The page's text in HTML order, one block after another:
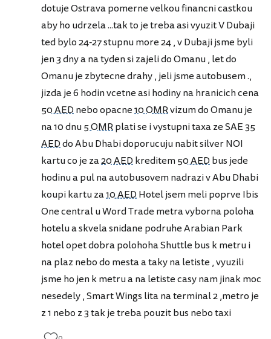
dotuje Ostrava pomerne velkou financni castkou
aby ho udrzela ...tak to je treba asi vyuzit V Dubaji
ted bylo 24-27 stupnu more 24 , v Dubaji jsme byli
jen 3 dny a na tyden si zajeli do Omanu , let do
Omanu je zbytecne drahy , jeli jsme autobusem .,
jizda je 6 hodin vcetne asi hodiny na hranicich cena
50 AEDnebo opacne10 OMRvizum do Omanu je
na 10 dnu5 OMRplati se i vystupni taxa ze SAE35
AEDdo Abu Dhabi doporucuju nabit silver NOI
kartu co je za20 AEDkreditem50 AEDbus jede
hodinu a pul na autobusovem nadrazi v Abu Dhabi
koupi kartu za10 AEDHotel jsem meli poprve Ibis
One central u Word Trade metra vyborna poloha
hotelu a skvela snidane podruhe Arabian Park
hotel opet dobra polohoha Shuttle bus k metru i
na plaz nebo do mesta a taky na letiste , vyuzili
jsme ho jen k metru a na letiste casy nam jinak moc
nesedely , Smart Wings lita na terminal 2 ,metro je
z 1 nebo z 3 tak je treba pouzit bus nebo taxi